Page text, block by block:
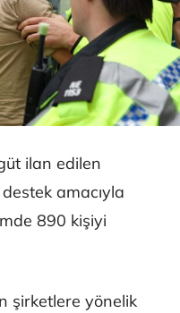
ilan edilen
amacıyla
890 kişiyi
şirketlere yönelik